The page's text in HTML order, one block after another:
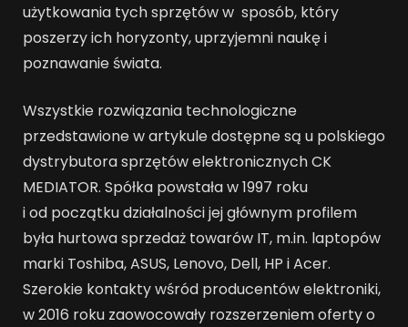
użytkowania tych sprzętów w sposób, który
poszerzy ich horyzonty, uprzyjemni naukę i
poznawanie świata.
Wszystkie rozwiązania technologiczne
przedstawione w artykule dostępne są u polskiego
dystrybutora sprzętów elektronicznych CK
MEDIATOR. Spółka powstała w 1997 roku
i od początku działalności jej głównym profilem
była hurtowa sprzedaż towarów IT, m.in. laptopów
marki Toshiba, ASUS, Lenovo, Dell, HP i Acer.
Szerokie kontakty wśród producentów elektroniki,
w 2016 roku zaowocowały rozszerzeniem oferty o